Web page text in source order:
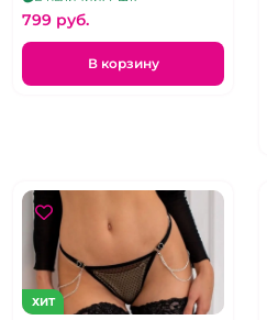
пояснице. Размер М.
799 pуб.
В корзину
ХИТ